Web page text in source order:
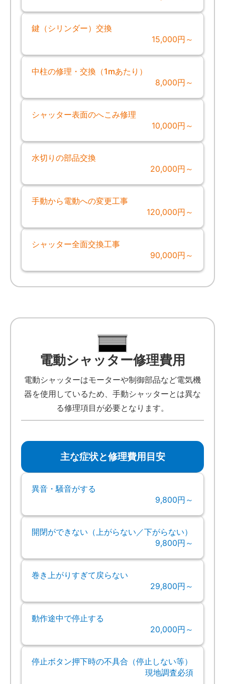
鍵（シリンダー）交換
15,000円～
中柱の修理・交換（1mあたり）
8,000円～
シャッター表面のへこみ修理
10,000円～
水切りの部品交換
20,000円～
手動から電動への変更工事
120,000円～
シャッター全面交換工事
90,000円～
電動シャッター修理費用
電動シャッターはモーターや制御部品など電気機
器を使用しているため、手動シャッターとは異な
る修理項目が必要となります。
主な症状と修理費用目安
異音・騒音がする
9,800円～
開閉ができない（上がらない／下がらない）
9,800円～
巻き上がりすぎて戻らない
29,800円～
動作途中で停止する
20,000円～
停止ボタン押下時の不具合（停止しない等）
現地調査必須